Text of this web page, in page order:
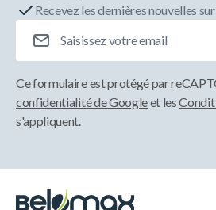
Recevez les dernières nouvelles
Ce formulaire est protégé par
confidentialité de Googleet les
s'appliquent.